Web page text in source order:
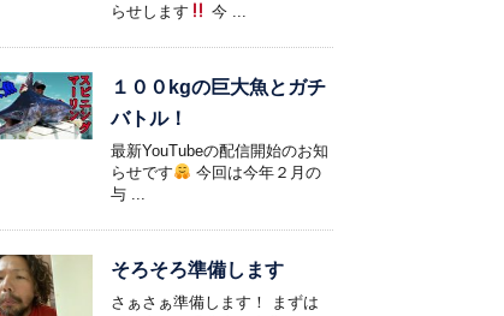
らせします
今 ...
１００kgの巨大魚とガチ
バトル！
最新YouTubeの配信開始のお知
らせです
今回は今年２月の
与 ...
そろそろ準備します
さぁさぁ準備します！ まずは